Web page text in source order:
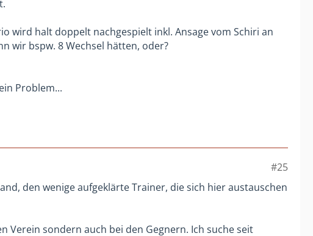
wird halt doppelt nachgespielt inkl. Ansage vom Schiri an
wir bspw. 8 Wechsel hätten, oder?
Problem...
#25
den wenige aufgeklärte Trainer, die sich hier austauschen
Verein sondern auch bei den Gegnern. Ich suche seit